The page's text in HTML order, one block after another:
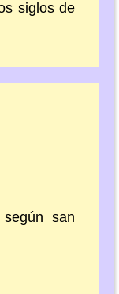
siglos de
san